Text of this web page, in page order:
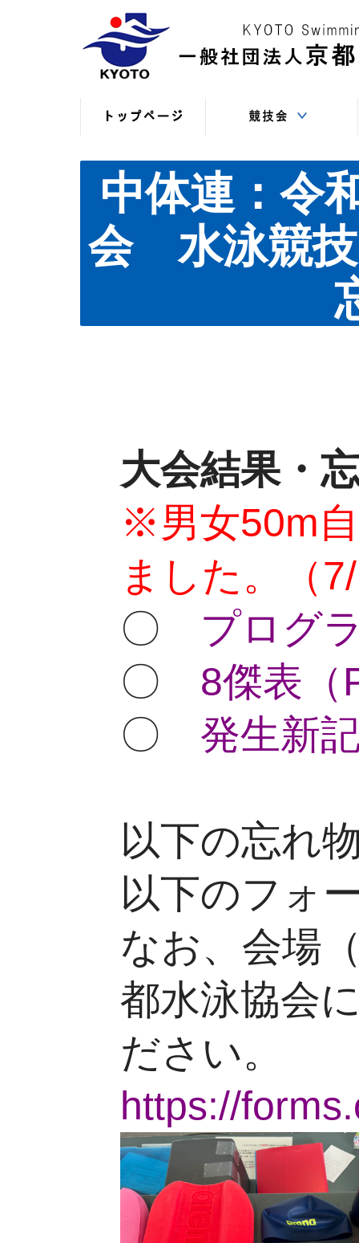
（現年度）
（過年度以前）
（申込・連絡事項等）
中体連：令
会 水泳競技
大会結果・
※男女50m
ました。（
〇 プログ
〇 8傑表（
〇 発生新
以下の忘れ
以下のフォ
なお、会場
都水泳協会
ださい。
https://